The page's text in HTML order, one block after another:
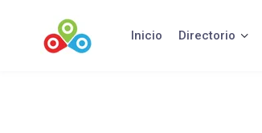
contenido
Inicio Directorio